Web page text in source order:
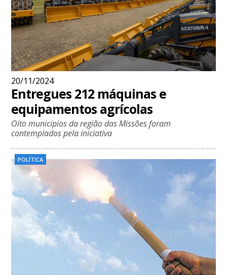
20/11/2024
Entregues 212 máquinas e
equipamentos agrícolas
Oito municípios da região das Missões foram
contemplados pela iniciativa
POLÍTICA